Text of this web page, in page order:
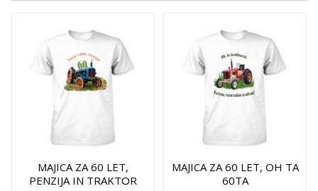
MAJICA ZA 60 LET,
PENZIJA IN TRAKTOR
MAJICA ZA 60 LET, OH TA
60TA